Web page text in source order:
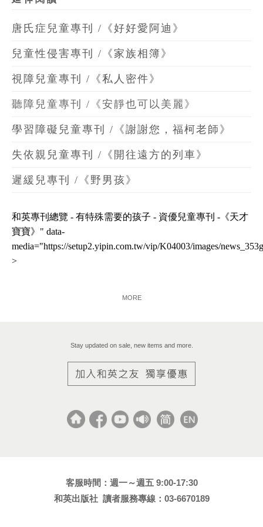
唐氏症兒童專刊 /《好好愛阿迪》
兒童性侵害專刊 /《家族相簿》
視障兒童專刊 /《私人密件》
聽障兒童專刊 /《安靜也可以美麗》
學習障礙兒童專刊 /《謝謝您，福柯老師》
失依親兒童專刊 /《開往遠方的列車》
遲緩兒專刊 /《野男孩》
和英專刊總覽 - 有特殊需要的孩子 - 資優兒童專刊 -《天才
寶寶》 " data-
media="https://setup2.yipin.com.tw/vip/K04003/images/
>
MORE
Stay updated on sale, new items and more.
客服時間：週一～週五 9:00-17:30
和英出版社 讀者服務專線：03-6670189